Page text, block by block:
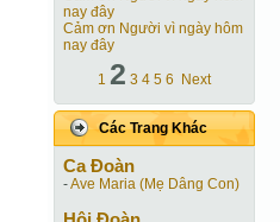
nay đây
Cảm ơn Người vì ngày hôm
nay đây
1 2 3 4 5 6 Next
Các Trang Khác
Ca Ðoàn
-Ave Maria (Mẹ Dâng Con)